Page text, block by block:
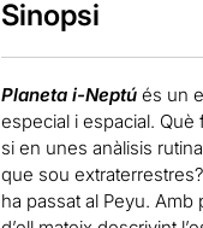
Sinopsi
Planeta i-Neptú és un
especial i espacial. Què
si en unes anàlisis
que sou
ha passat al Peyu. Amb